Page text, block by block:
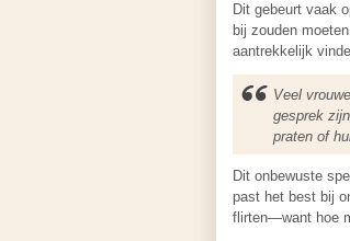
Dit gebeurt vaak
bij zouden
aantrekkelijk
Veel
gesprek
praten of
Dit onbewuste
past het best bij
flirten—want hoe